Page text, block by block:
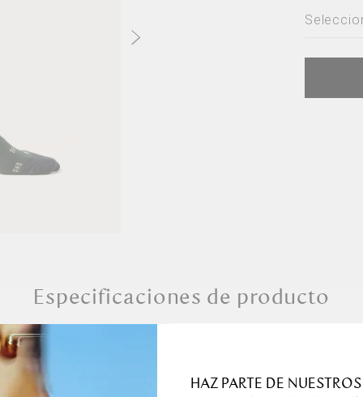
Especificaciones de producto
sido creada para
Dimensiones
HAZ PARTE DE